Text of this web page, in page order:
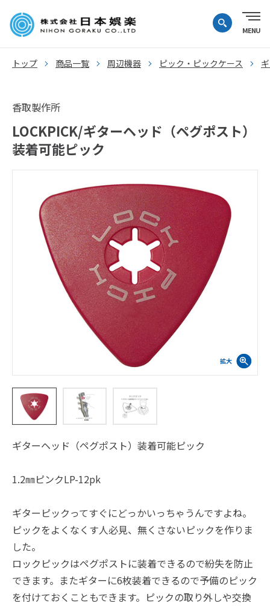
トップ 商品一覧 周辺機器 ピック・ピックケース
香取製作所
LOCKPICK/ギターヘッド（ペグポスト）
装着可能ピック
ギターヘッド（ペグポスト）装着可能ピック
1.2㎜ピンクLP-12pk
ギターピックってすぐにどっかいっちゃうんですよね。
ピックをよくなくす人必見、無くさないピックを作りま
した。
ロックピックはペグポストに装着できるので紛失を防止
できます。またギターに6枚装着できるので予備のピック
を付けておくこともできます。ピックの取り外しや交換